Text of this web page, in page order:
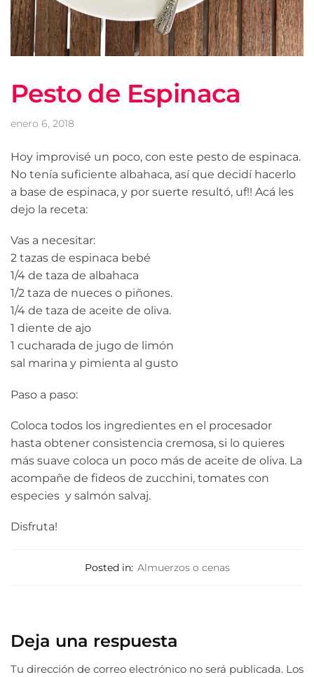
Pesto de Espinaca
enero 6, 2018
Hoy improvisé un poco, con este pesto de espinaca.
No tenía suficiente albahaca, así que decidí hacerlo
a base de espinaca, y por suerte resultó, uf!! Acá les
dejo la receta:
Vas a necesitar:
2 tazas de espinaca bebé
1/4 de taza de albahaca
1/2 taza de nueces o piñones.
1/4 de taza de aceite de oliva.
1 diente de ajo
1 cucharada de jugo de limón
sal marina y pimienta al gusto
Paso a paso:
Coloca todos los ingredientes en el procesador
hasta obtener consistencia cremosa, si lo quieres
más suave coloca un poco más de aceite de oliva. La
acompañe de fideos de zucchini, tomates con
especies y salmón salvaj.
Disfruta!
Posted in: Almuerzos o cenas
Deja una respuesta
Tu dirección de correo electrónico no será publicada. Los